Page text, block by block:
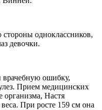
стороны одноклассников,
девочки.
врачебную ошибку,
Прием медицинских
организма, Настя
При росте 159 см она